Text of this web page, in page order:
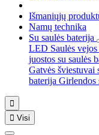
Išmaniųjų
Namų technika
Su saulės baterija
LED Saulės vejos
juostos su saulės
Gatvės šviestuvai
baterija Girlendos

 Visi